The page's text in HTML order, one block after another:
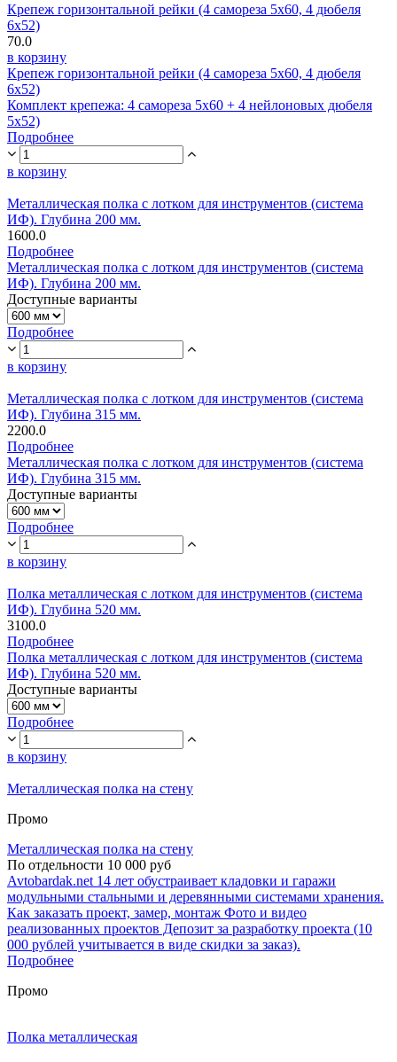
Крепеж горизонтальной рейки (4 самореза 5х60, 4 дюбеля
6х52)
70.0
в корзину
Крепеж горизонтальной рейки (4 самореза 5х60, 4 дюбеля
6х52)
Комплект крепежа: 4 самореза 5х60 + 4 нейлоновых дюбеля
5х52)
Подробнее
в корзину
Металлическая полка с лотком для инструментов (система
ИФ). Глубина 200 мм.
1600.0
Подробнее
Металлическая полка с лотком для инструментов (система
ИФ). Глубина 200 мм.
Доступные варианты
Подробнее
в корзину
Металлическая полка с лотком для инструментов (система
ИФ). Глубина 315 мм.
2200.0
Подробнее
Металлическая полка с лотком для инструментов (система
ИФ). Глубина 315 мм.
Доступные варианты
Подробнее
в корзину
Полка металлическая с лотком для инструментов (система
ИФ). Глубина 520 мм.
3100.0
Подробнее
Полка металлическая с лотком для инструментов (система
ИФ). Глубина 520 мм.
Доступные варианты
Подробнее
в корзину
Металлическая полка на стену
Промо
Металлическая полка на стену
По отдельности 10 000 руб
Avtobardak.net 14 лет обустраивает кладовки и гаражи
модульными стальными и деревянными системами хранения.
Как заказать проект, замер, монтаж Фото и видео
реализованных проектов Депозит за разработку проекта (10
000 рублей учитывается в виде скидки за заказ).
Подробнее
Промо
Полка металлическая